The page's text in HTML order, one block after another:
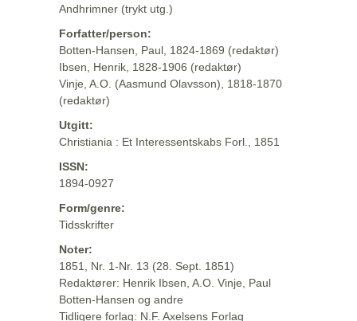
Andhrimner (trykt utg.)
Forfatter/person:
Botten-Hansen, Paul, 1824-1869 (redaktør)
Ibsen, Henrik, 1828-1906 (redaktør)
Vinje, A.O. (Aasmund Olavsson), 1818-1870
(redaktør)
Utgitt:
Christiania : Et Interessentskabs Forl., 1851
ISSN:
1894-0927
Form/genre:
Tidsskrifter
Noter:
1851, Nr. 1-Nr. 13 (28. Sept. 1851)
Redaktører: Henrik Ibsen, A.O. Vinje, Paul
Botten-Hansen og andre
Tidligere forlag: N.F. Axelsens Forlag